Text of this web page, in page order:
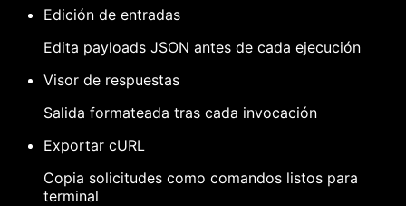
Edición de entradas
Edita payloads JSON antes de cada ejecución
Visor de respuestas
Salida formateada tras cada invocación
Exportar cURL
Copia solicitudes como comandos listos para
terminal